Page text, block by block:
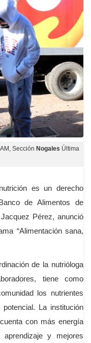
, Sección Nogales Última
es un derecho
de Alimentos de
Pérez, anunció
“Alimentación sana,
de la nutrióloga
tiene como
los nutrientes
La institución
con más energía
y mejores